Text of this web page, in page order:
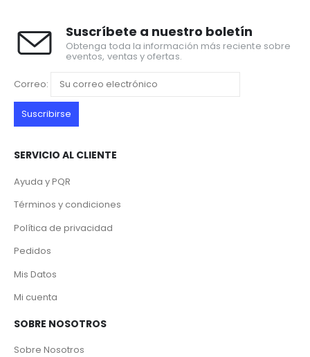
Suscríbete a nuestro boletín
Obtenga toda la información más reciente sobre
eventos, ventas y ofertas.
Correo:
SERVICIO AL CLIENTE
Ayuda y PQR
Términos y condiciones
Política de privacidad
Pedidos
Mis Datos
Mi cuenta
SOBRE NOSOTROS
Sobre Nosotros